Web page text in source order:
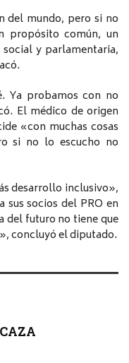
del mundo, pero si no
propósito común, un
y parlamentaria,
Ya probamos con no
El médico de origen
«con muchas cosas
si no lo escucho no
desarrollo inclusivo»,
sus socios del PRO en
del futuro no tiene que
concluyó el diputado.